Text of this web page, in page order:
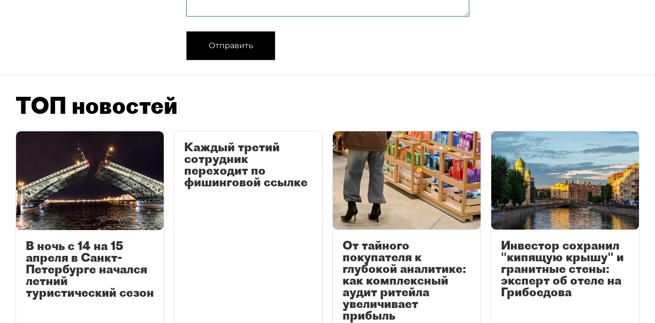
Отправить
ТОП новостей
В ночь с 14 на 15
апреля в Санкт-
Петербурге начался
летний
туристический сезон
Каждый третий
сотрудник
переходит по
фишинговой ссылке
От тайного
покупателя к
глубокой аналитике:
как комплексный
аудит ритейла
увеличивает
прибыль
Инвестор сохранил
"кипящую крышу" и
гранитные стены:
эксперт об отеле на
Грибоедова